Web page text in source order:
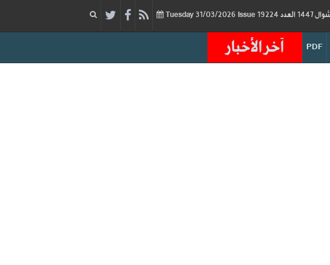
31/03/2026 Issue
آخر الأخبار PDF